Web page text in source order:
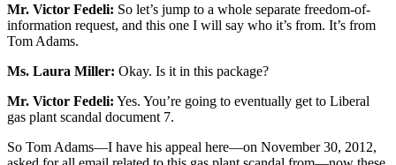
Mr. Victor Fedeli: So let’s jump to a whole separate freedom-of-
information request, and this one I will say who it’s from. It’s from
Tom Adams.
Ms. Laura Miller: Okay. Is it in this package?
Mr. Victor Fedeli: Yes. You’re going to eventually get to Liberal
gas plant scandal document 7.
So Tom Adams—I have his appeal here—on November 30, 2012,